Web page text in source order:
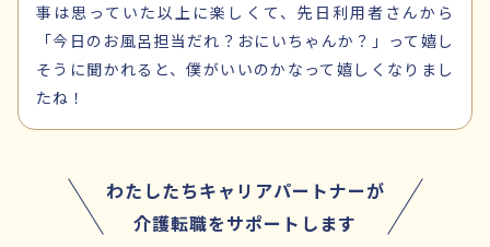
事は思っていた以上に楽しくて、先日利用者さんから
「今日のお風呂担当だれ？おにいちゃんか？」って嬉し
そうに聞かれると、僕がいいのかなって嬉しくなりまし
たね！
わたしたちキャリアパートナーが
介護転職をサポートします